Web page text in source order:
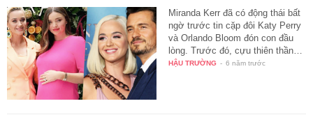
Miranda Kerr đã có động thái bất
ngờ trước tin cặp đôi Katy Perry
và Orlando Bloom đón con đầu
lòng. Trước đó, cựu thiên thần…
HẬU TRƯỜNG - 6 năm trước